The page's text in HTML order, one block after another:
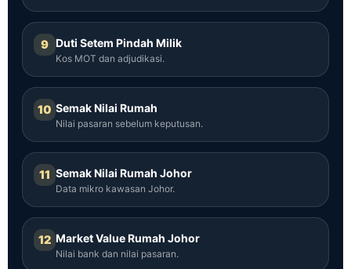
9 Duti Setem Pindah Milik
Kos MOT dan adjudikasi.
10 Semak Nilai Rumah
Nilai pasaran sebelum keputusan.
11 Semak Nilai Rumah Johor
Data mikro kawasan Johor.
12 Market Value Rumah Johor
Nilai bank dan nilai pasaran.